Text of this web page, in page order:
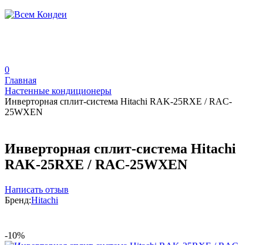
0
Главная
Настенные кондиционеры
Инверторная сплит-система Hitachi RAK-25RXE / RAC-
25WXEN
Инверторная сплит-система Hitachi
RAK-25RXE / RAC-25WXEN
Написать отзыв
Бренд:Hitachi
-10%